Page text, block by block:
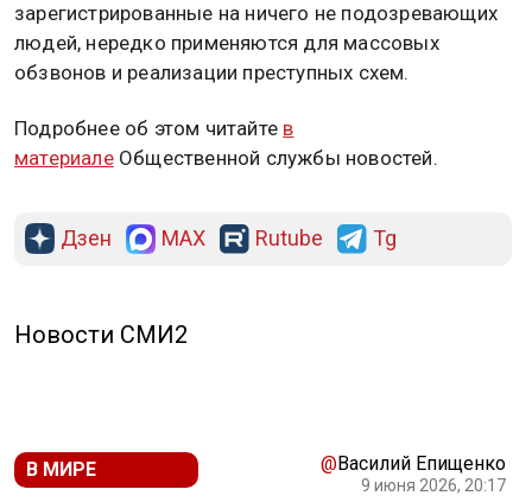
зарегистрированные на ничего не подозревающих
людей, нередко применяются для массовых
обзвонов и реализации преступных схем.
Подробнее об этом читайте в
материалеОбщественной службы новостей.
Дзен MAX Rutube Tg
Новости СМИ2
В МИРЕ @Василий Епищенко
9 июня 2026, 20:17